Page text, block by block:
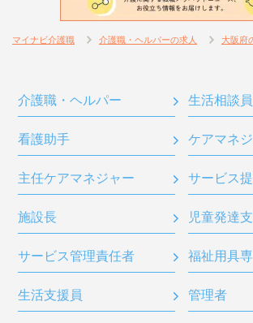
マイナビ介護職 介護職・ヘルパーの求人 大阪府
介護職・ヘルパー 生活相談員
看護助手 ケアマネ
主任ケアマネジャー サービス
施設長 児童発達
サービス管理責任者 福祉用具
生活支援員 管理者